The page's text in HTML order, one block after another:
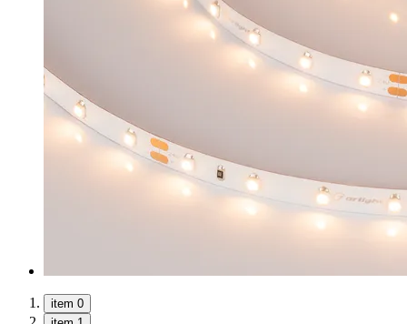
item 0